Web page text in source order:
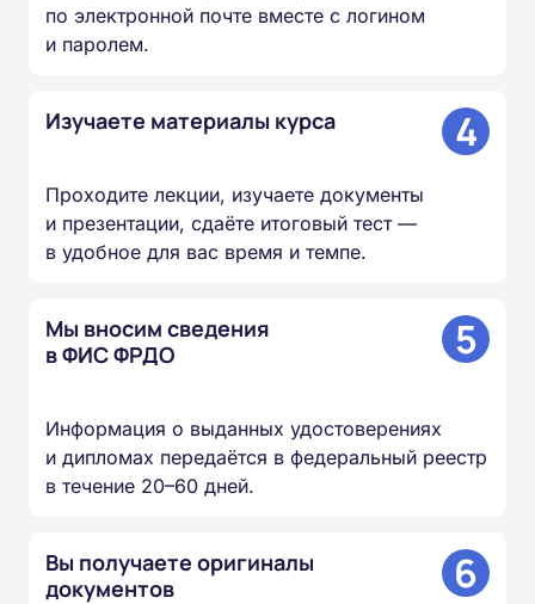
по электронной почте вместе с логином
и паролем.
Изучаете материалы курса 4
Проходите лекции, изучаете документы
и презентации, сдаёте итоговый тест —
в удобное для вас время и темпе.
Мы вносим сведения
в ФИС ФРДО
5
Информация о выданных удостоверениях
и дипломах передаётся в федеральный реестр
в течение 20–60 дней.
Вы получаете оригиналы
документов
6